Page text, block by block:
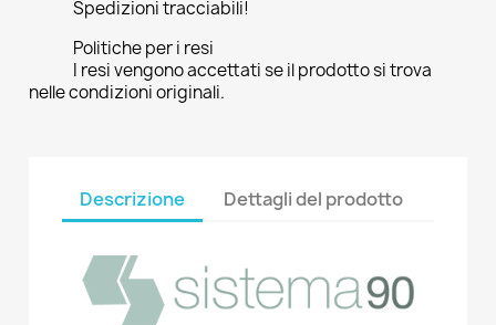
Spedizioni tracciabili!
Politiche per i resi
I resi vengono accettati se il prodotto si trova
nelle condizioni originali.
Descrizione Dettagli del prodotto